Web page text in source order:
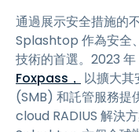
通過展示安全措施的
Splashtop 作為安全
技術的首選。2023
Foxpass， 以擴大其
(SMB) 和託管服務提
cloud RADIUS 解決